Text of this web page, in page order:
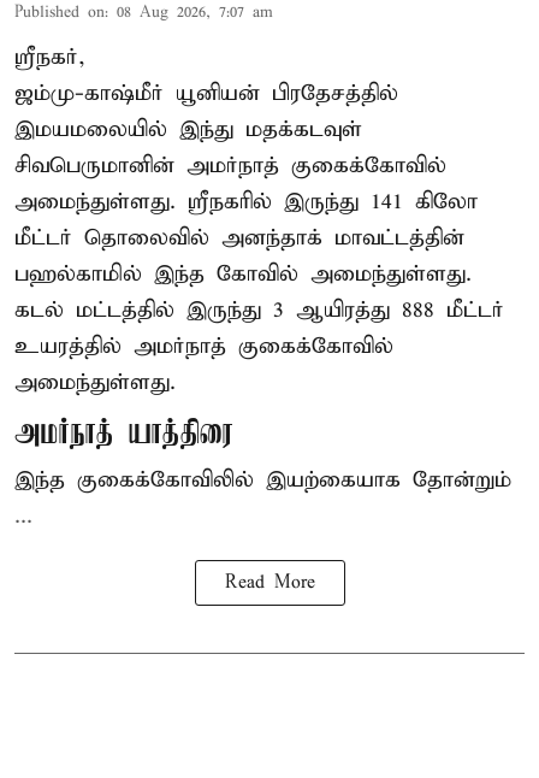
Published on: 08 Aug 2026, 7:07 am
ஸ்ரீநகர்,
ஜம்மு-காஷ்மீர் யூனியன் பிரதேசத்தில்
இமயமலையில் இந்து மதக்கடவுள்
சிவபெருமானின் அமர்நாத் குகைக்கோவில்
அமைந்துள்ளது. ஸ்ரீநகரில் இருந்து 141 கிலோ
மீட்டர் தொலைவில் அனந்தாக் மாவட்டத்தின்
பஹல்காமில் இந்த கோவில் அமைந்துள்ளது.
கடல் மட்டத்தில் இருந்து 3 ஆயிரத்து 888 மீட்டர்
உயரத்தில் அமர்நாத் குகைக்கோவில்
அமைந்துள்ளது.
அமர்நாத் யாத்திரை
இந்த குகைக்கோவிலில் இயற்கையாக தோன்றும்
...
Read More